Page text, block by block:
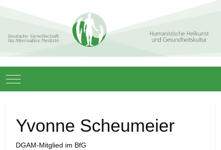
Mobile Menu Toggle
Yvonne Scheumeier
DGAM-Mitglied im BfG